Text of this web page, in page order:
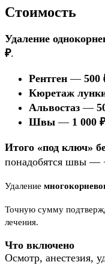
Стоимость
Удаление
₽.
Рентген — 500
Кюретаж
Альвостаз —
Швы — 1 000 ₽
Итого «под ключ»
понадобятся швы —
Удаление
Точную сумму
лечения.
Что включено
Осмотр, анестезия,